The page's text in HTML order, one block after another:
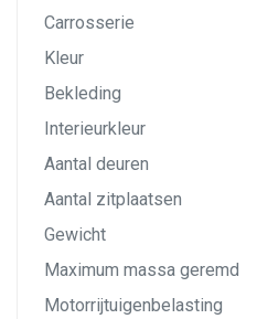
Carrosserie
Kleur
Bekleding
Interieurkleur
Aantal deuren
Aantal zitplaatsen
Gewicht
Maximum massa geremd
Motorrijtuigenbelasting